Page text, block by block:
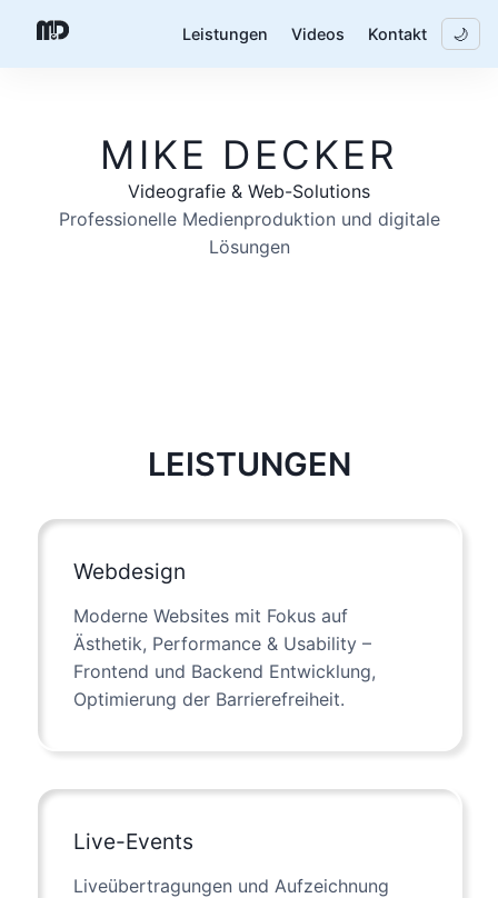
Leistungen Videos Kontakt 🌙
MIKE DECKER
Videografie & Web-Solutions
Professionelle Medienproduktion und digitale
Lösungen
LEISTUNGEN
Webdesign
Moderne Websites mit Fokus auf
Ästhetik, Performance & Usability –
Frontend und Backend Entwicklung,
Optimierung der Barrierefreiheit.
Live-Events
Liveübertragungen und Aufzeichnung